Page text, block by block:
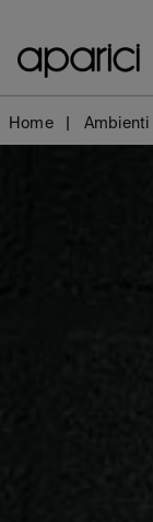
Home Ambienti